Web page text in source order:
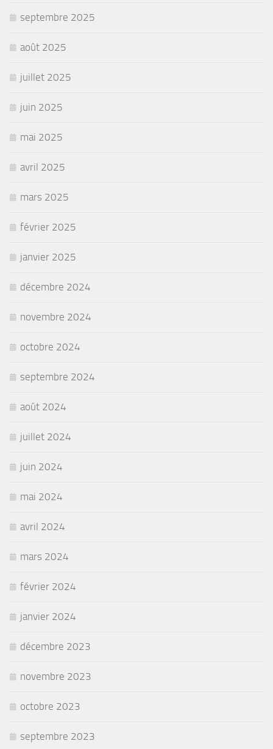
septembre 2025
août 2025
juillet 2025
juin 2025
mai 2025
avril 2025
mars 2025
février 2025
janvier 2025
décembre 2024
novembre 2024
octobre 2024
septembre 2024
août 2024
juillet 2024
juin 2024
mai 2024
avril 2024
mars 2024
février 2024
janvier 2024
décembre 2023
novembre 2023
octobre 2023
septembre 2023